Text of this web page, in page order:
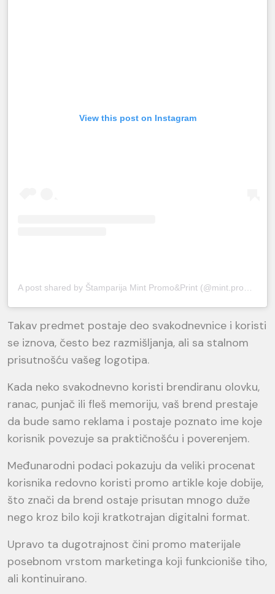
View this post on Instagram
A post shared by Štamparija Mint Promo&Print (@mint.promoprint)
Takav predmet postaje deo svakodnevnice i koristi
se iznova, često bez razmišljanja, ali sa stalnom
prisutnošću vašeg logotipa.
Kada neko svakodnevno koristi brendiranu olovku,
ranac, punjač ili fleš memoriju, vaš brend prestaje
da bude samo reklama i postaje poznato ime koje
korisnik povezuje sa praktičnošću i poverenjem.
Međunarodni podaci pokazuju da veliki procenat
korisnika redovno koristi promo artikle koje dobije,
što znači da brend ostaje prisutan mnogo duže
nego kroz bilo koji kratkotrajan digitalni format.
Upravo ta dugotrajnost čini promo materijale
posebnom vrstom marketinga koji funkcioniše tiho,
ali kontinuirano.